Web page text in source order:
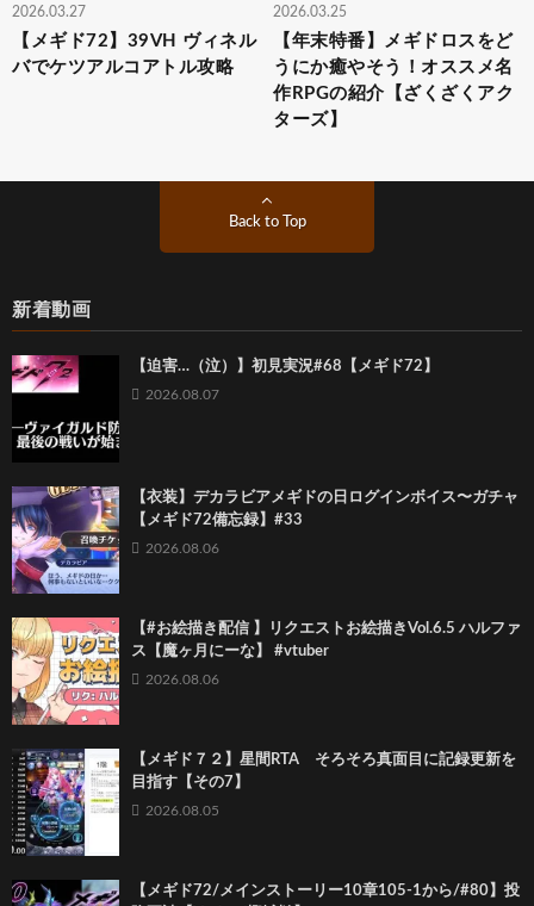
2026.03.27
【メギド72】39VH ヴィネル
バでケツアルコアトル攻略
2026.03.25
【年末特番】メギドロスをど
うにか癒やそう！オススメ名
作RPGの紹介【ざくざくアク
ターズ】
Back to Top
新着動画
【迫害…（泣）】初見実況#68【メギド72】
2026.08.07
【衣装】デカラビアメギドの日ログインボイス〜ガチャ
【メギド72備忘録】#33
2026.08.06
【#お絵描き配信 】リクエストお絵描きVol.6.5 ハルファ
ス【魔ヶ月にーな】 #vtuber
2026.08.06
【メギド７２】星間RTA そろそろ真面目に記録更新を
目指す【その7】
2026.08.05
【メギド72/メインストーリー10章105-1から/#80】投